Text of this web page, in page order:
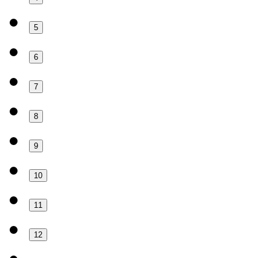
5
6
7
8
9
10
11
12